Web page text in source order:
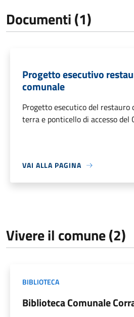
Documenti (1)
Progetto esecutivo
comunale
Progetto esecutico del restauro
terra e ponticello di accesso del
VAI ALLA PAGINA
Vivere il comune (2)
BIBLIOTECA
Biblioteca Comunale